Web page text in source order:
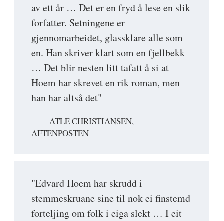
av ett år … Det er en fryd å lese en slik
forfatter. Setningene er
gjennomarbeidet, glassklare alle som
en. Han skriver klart som en fjellbekk
… Det blir nesten litt tafatt å si at
Hoem har skrevet en rik roman, men
han har altså det"
ATLE CHRISTIANSEN,
AFTENPOSTEN
"Edvard Hoem har skrudd i
stemmeskruane sine til nok ei finstemd
forteljing om folk i eiga slekt … I eit